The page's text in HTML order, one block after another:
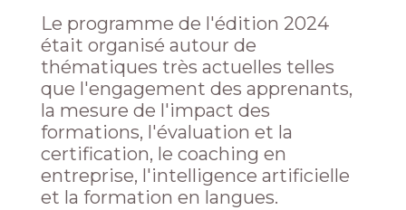
Le programme de l'édition 2024
était organisé autour de
thématiques très actuelles telles
que l'engagement des apprenants,
la mesure de l'impact des
formations, l'évaluation et la
certification, le coaching en
entreprise, l'intelligence artificielle
et la formation en langues.